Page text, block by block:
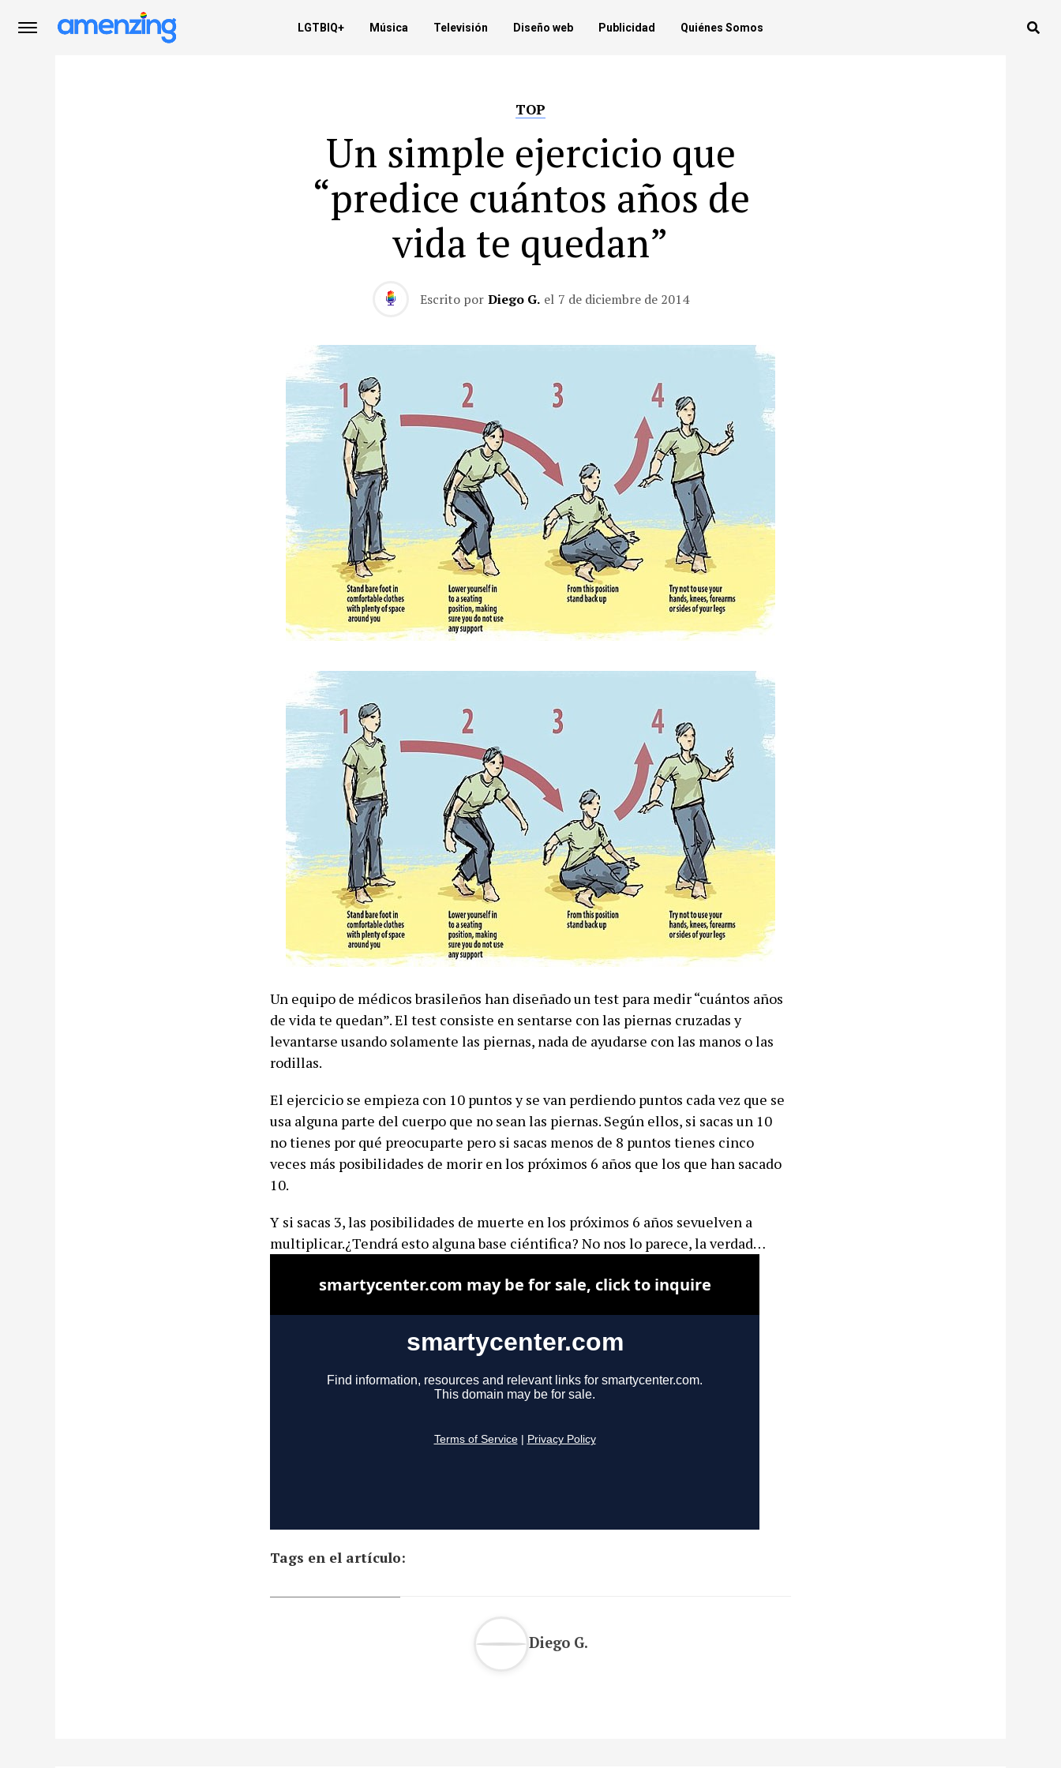
LGTBIQ+ Música Televisión Diseño web Publicidad Quiénes Somos
TOP
Un simple ejercicio que
“predice cuántos años de
vida te quedan”
Escrito por Diego G. el 7 de diciembre de 2014
Un equipo de médicos brasileños han diseñado un test para medir “cuántos años
de vida te quedan”. El test consiste en sentarse con las piernas cruzadas y
levantarse usando solamente las piernas, nada de ayudarse con las manos o las
rodillas.
El ejercicio se empieza con 10 puntos y se van perdiendo puntos cada vez que se
usa alguna parte del cuerpo que no sean las piernas. Según ellos, si sacas un 10
no tienes por qué preocuparte pero si sacas menos de 8 puntos tienes cinco
veces más posibilidades de morir en los próximos 6 años que los que han sacado
10.
Y si sacas 3, las posibilidades de muerte en los próximos 6 años sevuelven a
multiplicar.¿Tendrá esto alguna base ciéntifica? No nos lo parece, la verdad…
Tags en el artículo:
Diego G.